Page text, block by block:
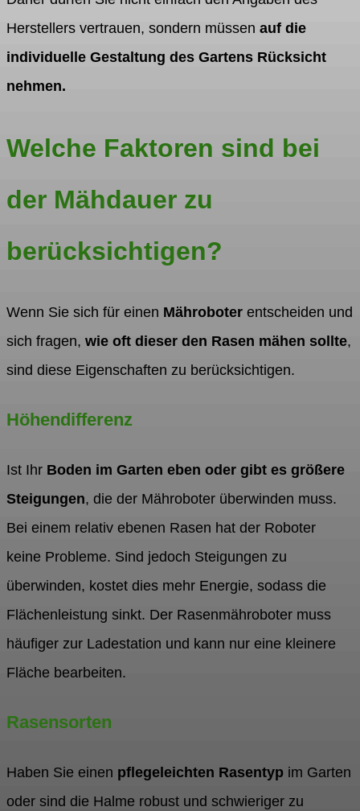
Herstellers vertrauen, sondern müssen auf die
individuelle Gestaltung des Gartens Rücksicht
nehmen.
Welche Faktoren sind bei
der Mähdauer zu
berücksichtigen?
Wenn Sie sich für einen Mähroboter entscheiden und
sich fragen, wie oft dieser den Rasen mähen sollte,
sind diese Eigenschaften zu berücksichtigen.
Höhendifferenz
Ist Ihr Boden im Garten eben oder gibt es größere
Steigungen, die der Mähroboter überwinden muss.
Bei einem relativ ebenen Rasen hat der Roboter
keine Probleme. Sind jedoch Steigungen zu
überwinden, kostet dies mehr Energie, sodass die
Flächenleistung sinkt. Der Rasenmähroboter muss
häufiger zur Ladestation und kann nur eine kleinere
Fläche bearbeiten.
Rasensorten
Haben Sie einen pflegeleichten Rasentyp im Garten
oder sind die Halme robust und schwieriger zu